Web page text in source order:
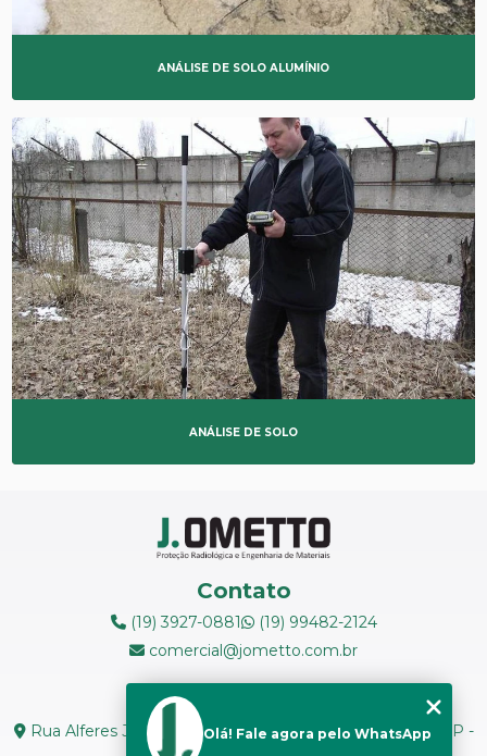
ANÁLISE DE SOLO ALUMÍNIO
ANÁLISE DE SOLO
Contato
(19) 3927-0881
(19) 99482-2124
comercial@jometto.com.br
Endereço
Rua Alferes José Caetano, N 1665 - Centro Piracicaba - SP -
CEP: 13400-126
Olá! Fale agora pelo WhatsApp